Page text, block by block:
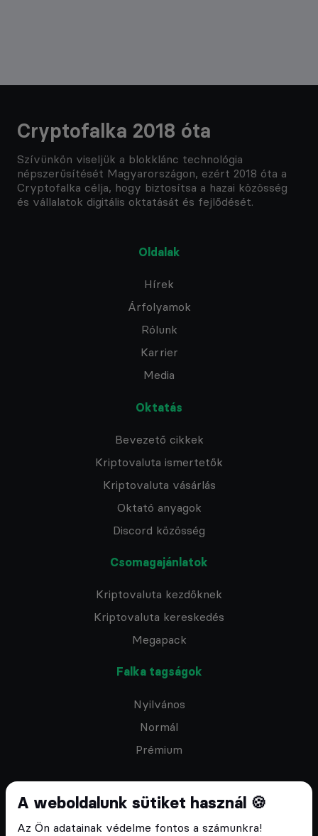
A weboldalunk sütiket használ 🍪
Az Ön adatainak védelme fontos a számunkra!
Cryptofalka 2018 óta
Szívünkön viseljük a blokklánc technológia
népszerűsítését Magyarországon, ezért 2018 óta a
Cryptofalka célja, hogy biztosítsa a hazai közösség
és vállalatok digitális oktatását és fejlődését.
Oldalak
Hírek
Árfolyamok
Rólunk
Karrier
Media
Oktatás
Bevezető cikkek
Kriptovaluta ismertetők
Kriptovaluta vásárlás
Oktató anyagok
Discord közösség
Csomagajánlatok
Kriptovaluta kezdőknek
Kriptovaluta kereskedés
Megapack
Falka tagságok
Nyilvános
Normál
Prémium